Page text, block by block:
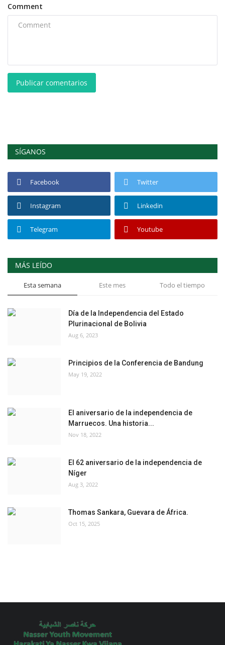
Comment
Publicar comentarios
SÍGANOS
Facebook Twitter
Instagram Linkedin
Telegram Youtube
MÁS LEÍDO
Esta semana Este mes Todo el tiempo
Día de la Independencia del Estado
Plurinacional de Bolivia
Aug 6, 2023
Principios de la Conferencia de Bandung
May 19, 2022
El aniversario de la independencia de
Marruecos. Una historia...
Nov 18, 2022
El 62 aniversario de la independencia de
Níger
Aug 3, 2022
Thomas Sankara, Guevara de África.
Oct 15, 2025